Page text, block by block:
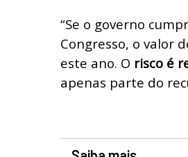
“Se o governo
Congresso, o valor
este ano. O risco é
apenas parte do